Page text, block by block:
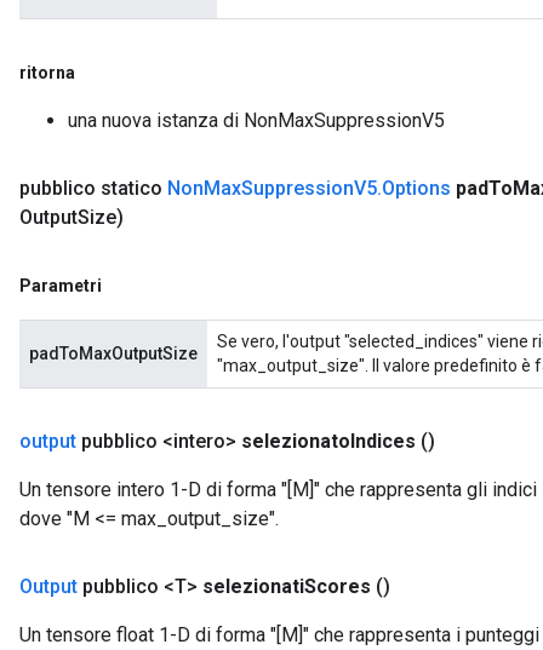
ritorna
una nuova istanza di NonMaxSuppressionV5
pubblico statico NonMaxSuppressionV5.Options padTo
OutputSize)
Parametri
padToMaxOutputSize
Se vero, l'output "selected_indices" viene
"max_output_size". Il valore predefinito è
output pubblico <intero> selezionatoIndices ()
Un tensore intero 1-D di forma "[M]" che rappresenta gli
dove "M <= max_output_size".
Output pubblico <T> selezionatiScores ()
Un tensore float 1-D di forma "[M]" che rappresenta i